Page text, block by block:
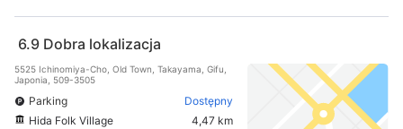
6.9 Dobra lokalizacja
5525 Ichinomiya-Cho, Old Town, Takayama, Gifu,
Japonia, 509-3505
Parking
Dostępny
Hida Folk Village
4,47 km